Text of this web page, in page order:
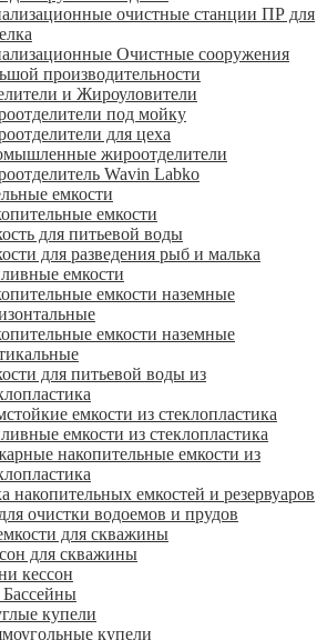
очистные станции ПР для
Очистные сооружения
производительности
и Жироуловители
под мойку
для цеха
жироотделители
Wavin Labko
емкости
емкости
для питьевой воды
для разведения рыб и малька
емкости
емкости наземные
емкости наземные
для питьевой воды из
емкости из стеклопластика
емкости из стеклопластика
накопительные емкости из
накопительных емкостей и резервуаров
очистки водоемов и прудов
для скважины
для скважины
кессон
купели
купели